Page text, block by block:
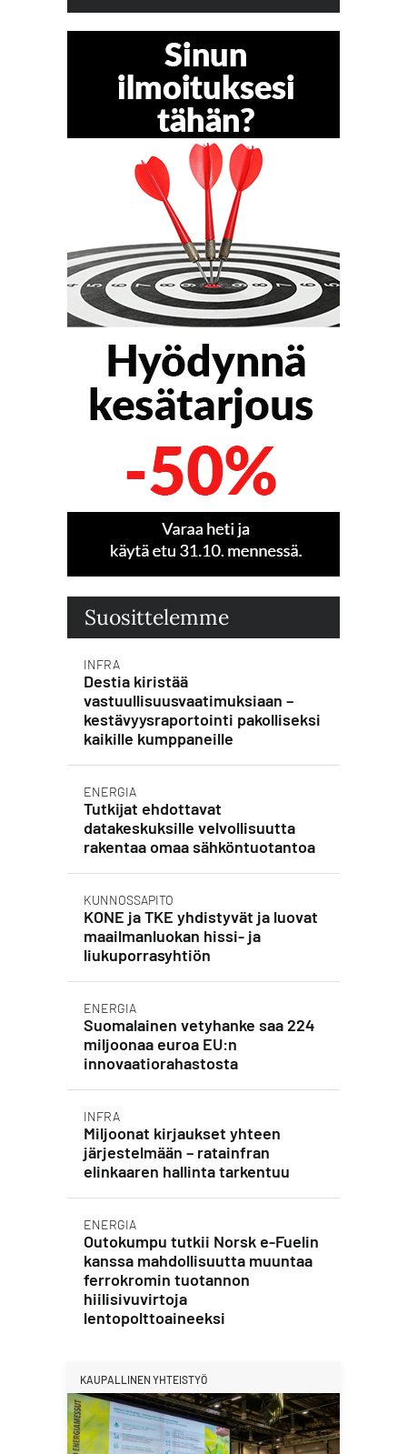
Suosittelemme
INFRA
Destia kiristää
vastuullisuusvaatimuksiaan –
kestävyysraportointi pakolliseksi
kaikille kumppaneille
ENERGIA
Tutkijat ehdottavat
datakeskuksille velvollisuutta
rakentaa omaa sähköntuotantoa
KUNNOSSAPITO
KONE ja TKE yhdistyvät ja luovat
maailmanluokan hissi- ja
liukuporrasyhtiön
ENERGIA
Suomalainen vetyhanke saa 224
miljoonaa euroa EU:n
innovaatiorahastosta
INFRA
Miljoonat kirjaukset yhteen
järjestelmään – ratainfran
elinkaaren hallinta tarkentuu
ENERGIA
Outokumpu tutkii Norsk e-Fuelin
kanssa mahdollisuutta muuntaa
ferrokromin tuotannon
hiilisivuvirtoja
lentopolttoaineeksi
KAUPALLINEN YHTEISTYÖ